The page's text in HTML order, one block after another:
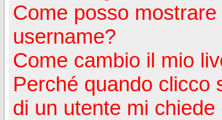
Come posso
username?
Come cambio il mio
Perché quando clicco
di un utente mi